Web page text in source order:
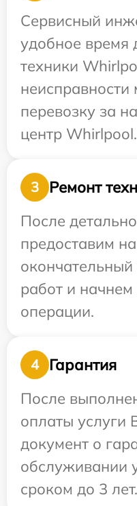
Сервисный
удобное время
техники
перевозку за
центр Whirlpool.
3
Ремонт
После
предоставим
работ и
операции.
4
Гарантия
После
оплаты услуги
документ о
обслуживании
сроком до 3 лет.